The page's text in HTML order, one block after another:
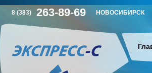
Г
8 (383) 263-89-69 НОВОСИБИРСК